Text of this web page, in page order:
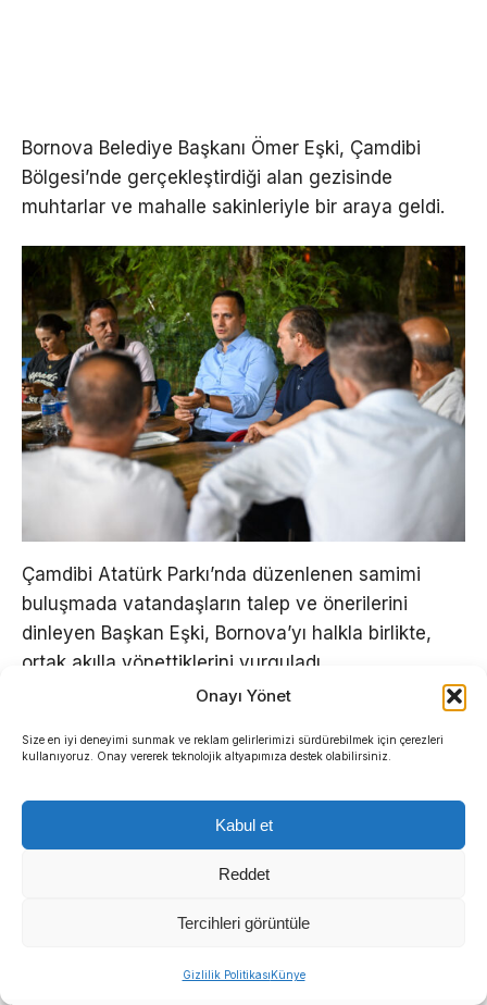
Onayı Yönet
Size en iyi deneyimi sunmak ve reklam gelirlerimizi sürdürebilmek için çerezleri
kullanıyoruz. Onay vererek teknolojik altyapımıza destek olabilirsiniz.
Kabul et
Reddet
Tercihleri görüntüle
Gizlilik PolitikasıKünye
Bornova Belediye Başkanı Ömer Eşki, Çamdibi
Bölgesi’nde gerçekleştirdiği alan gezisinde
muhtarlar ve mahalle sakinleriyle bir araya geldi.
Çamdibi Atatürk Parkı’nda düzenlenen samimi
buluşmada vatandaşların talep ve önerilerini
dinleyen Başkan Eşki, Bornova’yı halkla birlikte,
ortak akılla yönettiklerini vurguladı.
yönetim anlayışı doğrultusunda sürdürdüğü alan
saatlerinde gerçekleşen ziyarette Başkan Eşki,
mahalle sakinleriyle bir araya gelerek